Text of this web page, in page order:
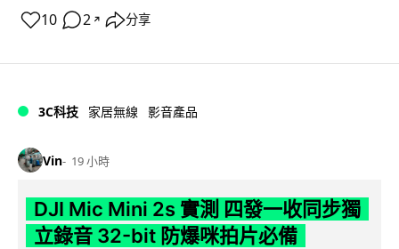
10 2 ↗ 分享
3C科技 家居無線 影音產品
Vin 19 小時
DJI Mic Mini 2s 實測 四發一收同步獨
立錄音 32-bit 防爆咪拍片必備